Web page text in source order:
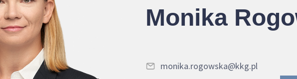
Monika
monika.rogowska@kkg.pl